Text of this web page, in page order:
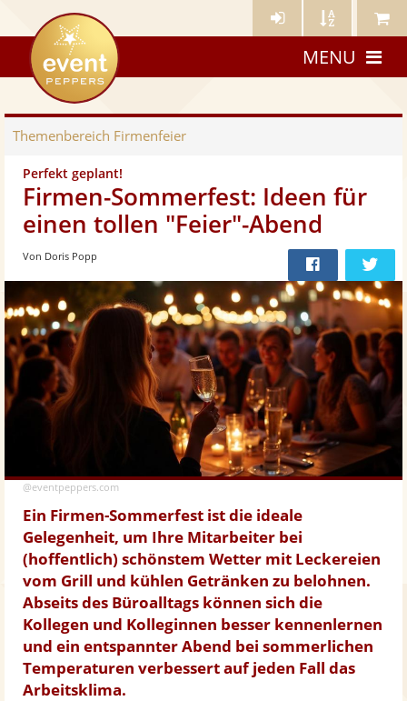
Künstler- Künstler Meine
eventpeppers
MENU
Themenbereich Firmenfeier
Perfekt geplant!
Firmen-Sommerfest: Ideen für
einen tollen "Feier"-Abend
Bei
Facebook
teilen
Von Doris Popp
@eventpeppers.com
Ein Firmen-Sommerfest ist die ideale
Gelegenheit, um Ihre Mitarbeiter bei
(hoffentlich) schönstem Wetter mit Leckereien
vom Grill und kühlen Getränken zu belohnen.
Abseits des Büroalltags können sich die
Kollegen und Kolleginnen besser kennenlernen
und ein entspannter Abend bei sommerlichen
Temperaturen verbessert auf jeden Fall das
Arbeitsklima.